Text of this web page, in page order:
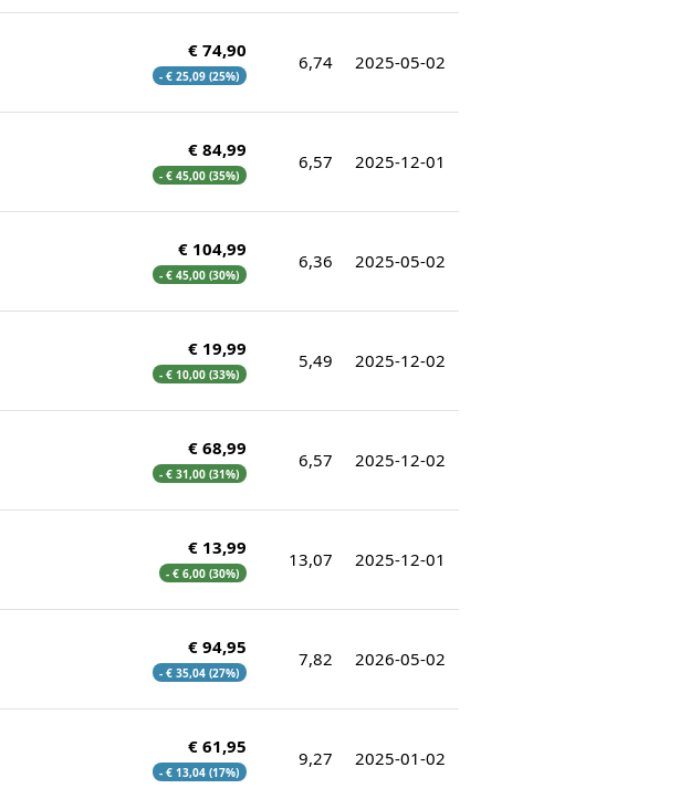
€ 74,90
- € 25,09 (25%)
6,74 2025-05-02
€ 84,99
- € 45,00 (35%)
6,57 2025-12-01
€ 104,99
- € 45,00 (30%)
6,36 2025-05-02
€ 19,99
- € 10,00 (33%)
5,49 2025-12-02
€ 68,99
- € 31,00 (31%)
6,57 2025-12-02
€ 13,99
- € 6,00 (30%)
13,07 2025-12-01
€ 94,95
- € 35,04 (27%)
7,82 2026-05-02
€ 61,95
- € 13,04 (17%)
9,27 2025-01-02